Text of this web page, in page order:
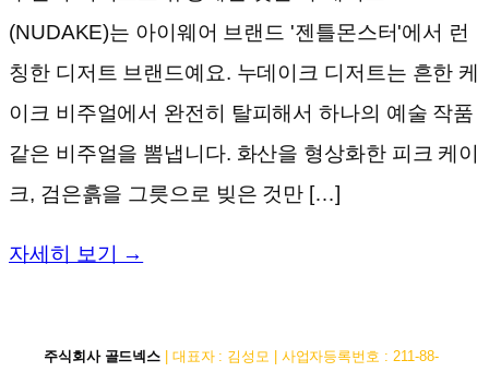
(NUDAKE)는 아이웨어 브랜드 '젠틀몬스터'에서 런
칭한 디저트 브랜드예요. 누데이크 디저트는 흔한 케
이크 비주얼에서 완전히 탈피해서 하나의 예술 작품
같은 비주얼을 뽐냅니다. 화산을 형상화한 피크 케이
크, 검은흙을 그릇으로 빚은 것만 […]
자세히 보기 →
주식회사 골드넥스 | 대표자 : 김성모 | 사업자등록번호 : 211-88-